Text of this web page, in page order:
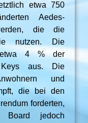
etwa 750
Aedes-
die die
nutzen. Die
etwa 4 % der
Keys aus. Die
und
die bei den
forderten,
jedoch